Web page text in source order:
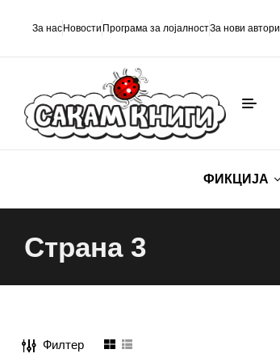
За нас Новости Програма за лојалностЗа нови автори
ФИКЦИЈА
Страна 3
Филтер